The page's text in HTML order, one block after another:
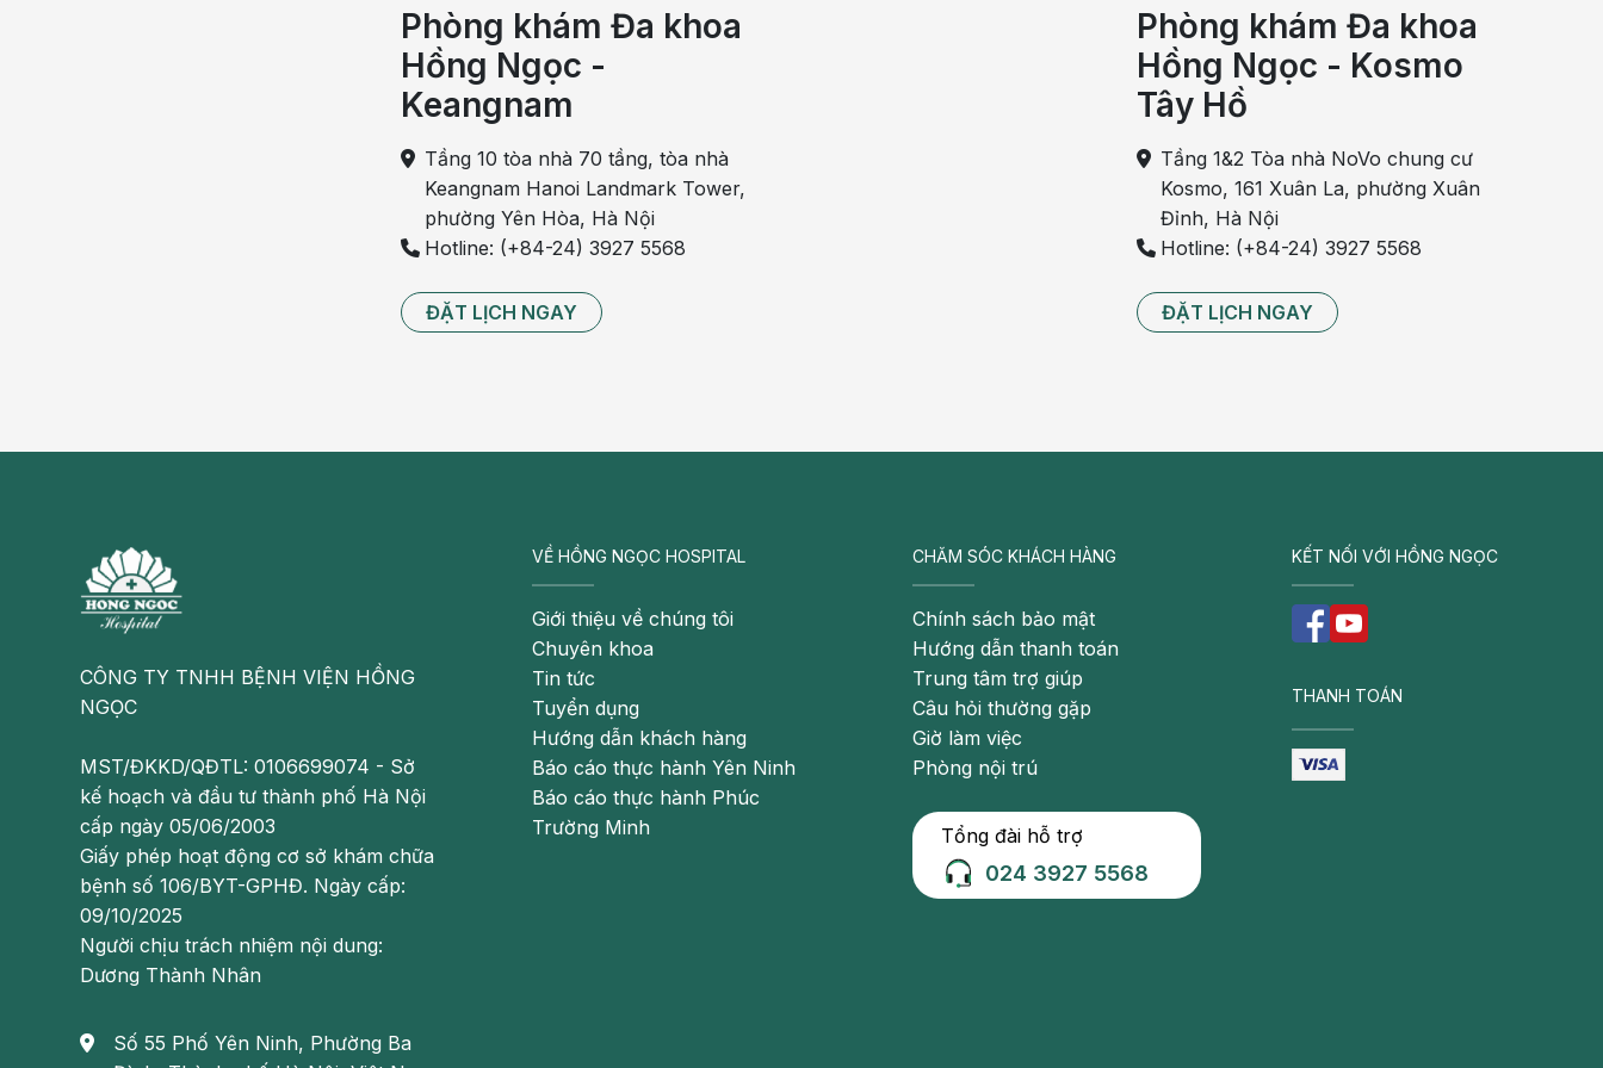
Tiểu rắt có thể là dấu hiệu cảnh báo một số bệnh lý sau:
Suy giảm chức năng thận: Thận ứ nước, thận yếu, suy thận , viêm đường tiết niệu…
Bệnh liên quan đến trực tràng: Viêm trực tràng, ung thư trực tràng, giun kim…
Bệnh ở bộ phận sinh dục nữ: Ung thư cổ tử cung, u xơ tử cung, viêm phần phụ sinh dục…
Các yếu tố nguy cơ của bệnh đái rắt
Ai cũng có thể mắc bệnh đái rắt. Tuy nhiên, nếu bạn nằm trong những đối tượng dưới đây thì có nguy cơ
Người thừa cân, béo phì.
Có thể bạn quan tâm:
Nước tiểu có váng và 3 nguyên nhân phổ biến
Triệu chứng của bệnh đái rắt
Khi bị tiểu rắt, người bệnh sẽ phải đối mặt với những triệu chứng dưới đây:
Đi tiểu nhiều lần trong ngày, thường là nhiều hơn 7 lần vào ban ngày và hơn 2 lần vào ban đêm.
Cảm giác đi tiểu xuất hiện đột ngột, rất khó nhịn, có thể bị són tiểu nếu không đi ngay.
Phòng khám Đa khoa
Hồng Ngọc -
Keangnam
Tầng 10 tòa nhà 70 tầng, tòa nhà
Keangnam Hanoi Landmark Tower,
phường Yên Hòa, Hà Nội
Hotline: (+84-24) 3927 5568
ĐẶT LỊCH NGAY
Phòng khám Đa khoa
Hồng Ngọc - Kosmo
Tây Hồ
Tầng 1&2 Tòa nhà NoVo chung cư
Kosmo, 161 Xuân La, phường Xuân
Đỉnh, Hà Nội
Hotline: (+84-24) 3927 5568
ĐẶT LỊCH NGAY
CÔNG TY TNHH BỆNH VIỆN HỒNG
NGỌC
MST/ĐKKD/QĐTL: 0106699074 - Sở
kế hoạch và đầu tư thành phố Hà Nội
cấp ngày 05/06/2003
Giấy phép hoạt động cơ sở khám chữa
bệnh số 106/BYT-GPHĐ. Ngày cấp:
09/10/2025
Người chịu trách nhiệm nội dung:
Dương Thành Nhân
Số 55 Phố Yên Ninh, Phường Ba
VỀ HỒNG NGỌC HOSPITAL
Giới thiệu về chúng tôi
Chuyên khoa
Tin tức
Tuyển dụng
Hướng dẫn khách hàng
Báo cáo thực hành Yên Ninh
Báo cáo thực hành Phúc
Trường Minh
CHĂM SÓC KHÁCH HÀNG
Chính sách bảo mật
Hướng dẫn thanh toán
Trung tâm trợ giúp
Câu hỏi thường gặp
Giờ làm việc
Phòng nội trú
Tổng đài hỗ trợ
024 3927 5568
KẾT NỐI VỚI HỒNG NGỌC
THANH TOÁN